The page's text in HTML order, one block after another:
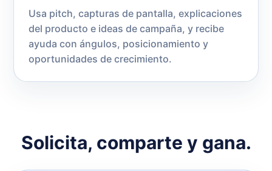
Usa pitch, capturas de pantalla, explicaciones
del producto e ideas de campaña, y recibe
ayuda con ángulos, posicionamiento y
oportunidades de crecimiento.
Solicita, comparte y gana.